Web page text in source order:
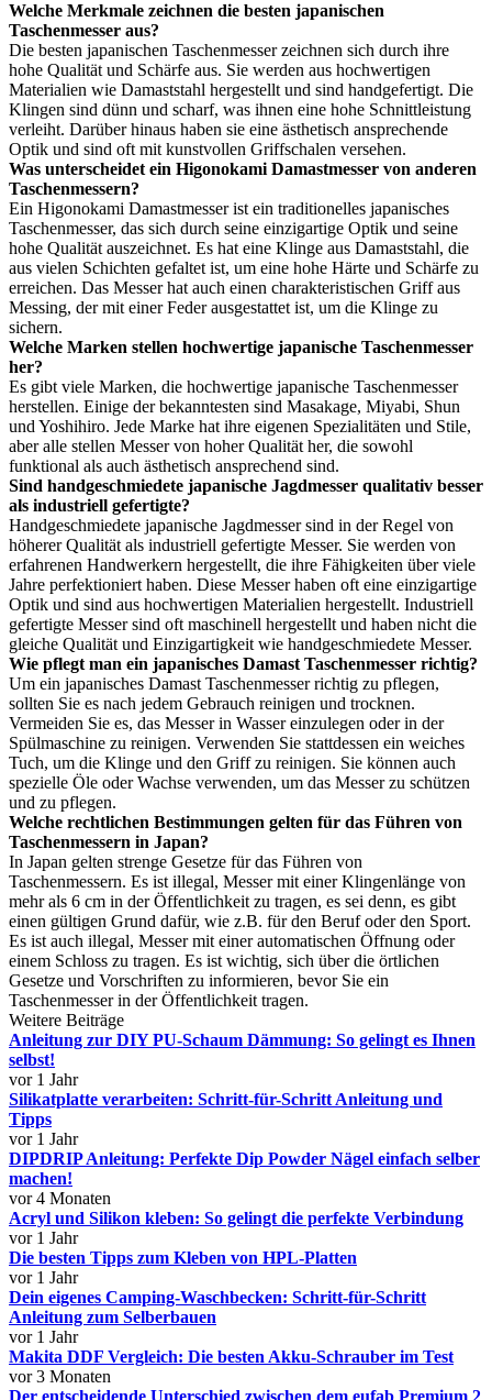
Welche Merkmale zeichnen die besten japanischen
Taschenmesser aus?
Die besten japanischen Taschenmesser zeichnen sich durch ihre
hohe Qualität und Schärfe aus. Sie werden aus hochwertigen
Materialien wie Damaststahl hergestellt und sind handgefertigt. Die
Klingen sind dünn und scharf, was ihnen eine hohe Schnittleistung
verleiht. Darüber hinaus haben sie eine ästhetisch ansprechende
Optik und sind oft mit kunstvollen Griffschalen versehen.
Was unterscheidet ein Higonokami Damastmesser von anderen
Taschenmessern?
Ein Higonokami Damastmesser ist ein traditionelles japanisches
Taschenmesser, das sich durch seine einzigartige Optik und seine
hohe Qualität auszeichnet. Es hat eine Klinge aus Damaststahl, die
aus vielen Schichten gefaltet ist, um eine hohe Härte und Schärfe zu
erreichen. Das Messer hat auch einen charakteristischen Griff aus
Messing, der mit einer Feder ausgestattet ist, um die Klinge zu
sichern.
Welche Marken stellen hochwertige japanische Taschenmesser
her?
Es gibt viele Marken, die hochwertige japanische Taschenmesser
herstellen. Einige der bekanntesten sind Masakage, Miyabi, Shun
und Yoshihiro. Jede Marke hat ihre eigenen Spezialitäten und Stile,
aber alle stellen Messer von hoher Qualität her, die sowohl
funktional als auch ästhetisch ansprechend sind.
Sind handgeschmiedete japanische Jagdmesser qualitativ besser
als industriell gefertigte?
Handgeschmiedete japanische Jagdmesser sind in der Regel von
höherer Qualität als industriell gefertigte Messer. Sie werden von
erfahrenen Handwerkern hergestellt, die ihre Fähigkeiten über viele
Jahre perfektioniert haben. Diese Messer haben oft eine einzigartige
Optik und sind aus hochwertigen Materialien hergestellt. Industriell
gefertigte Messer sind oft maschinell hergestellt und haben nicht die
gleiche Qualität und Einzigartigkeit wie handgeschmiedete Messer.
Wie pflegt man ein japanisches Damast Taschenmesser richtig?
Um ein japanisches Damast Taschenmesser richtig zu pflegen,
sollten Sie es nach jedem Gebrauch reinigen und trocknen.
Vermeiden Sie es, das Messer in Wasser einzulegen oder in der
Spülmaschine zu reinigen. Verwenden Sie stattdessen ein weiches
Tuch, um die Klinge und den Griff zu reinigen. Sie können auch
spezielle Öle oder Wachse verwenden, um das Messer zu schützen
und zu pflegen.
Welche rechtlichen Bestimmungen gelten für das Führen von
Taschenmessern in Japan?
In Japan gelten strenge Gesetze für das Führen von
Taschenmessern. Es ist illegal, Messer mit einer Klingenlänge von
mehr als 6 cm in der Öffentlichkeit zu tragen, es sei denn, es gibt
einen gültigen Grund dafür, wie z.B. für den Beruf oder den Sport.
Es ist auch illegal, Messer mit einer automatischen Öffnung oder
einem Schloss zu tragen. Es ist wichtig, sich über die örtlichen
Gesetze und Vorschriften zu informieren, bevor Sie ein
Taschenmesser in der Öffentlichkeit tragen.
Weitere Beiträge
Anleitung zur DIY PU-Schaum Dämmung: So gelingt es Ihnen
selbst!
vor 1 Jahr
Silikatplatte verarbeiten: Schritt-für-Schritt Anleitung und
Tipps
vor 1 Jahr
DIPDRIP Anleitung: Perfekte Dip Powder Nägel einfach selber
machen!
vor 4 Monaten
Acryl und Silikon kleben: So gelingt die perfekte Verbindung
vor 1 Jahr
Die besten Tipps zum Kleben von HPL-Platten
vor 1 Jahr
Dein eigenes Camping-Waschbecken: Schritt-für-Schritt
Anleitung zum Selberbauen
vor 1 Jahr
Makita DDF Vergleich: Die besten Akku-Schrauber im Test
vor 3 Monaten
Der entscheidende Unterschied zwischen dem eufab Premium 2